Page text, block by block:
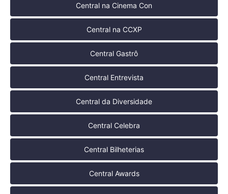
Central na Cinema Con
Central na CCXP
Central Gastrô
Central Entrevista
Central da Diversidade
Central Celebra
Central Bilheterias
Central Awards